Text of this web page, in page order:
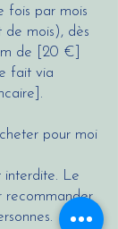
fois par mois
de mois), dès
de [20 €]
fait via
pour moi
interdite. Le
recommander